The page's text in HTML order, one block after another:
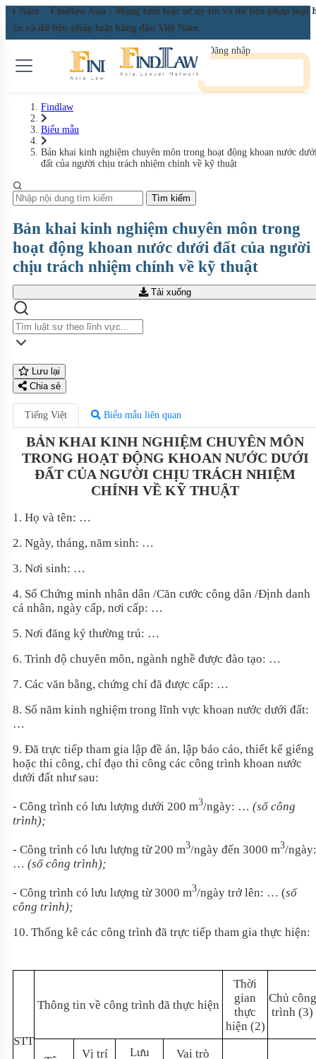
Nam
Findlaw Asia - Mạng lưới luật sư uy tín và dữ liệu pháp luật
tín và dữ liệu pháp luật hàng đầu Việt Nam
Đăng nhập
Findlaw
Biểu mẫu
Bản khai kinh nghiệm chuyên môn trong hoạt động khoan nước
đất của người chịu trách nhiệm chính về kỹ thuật
Tìm kiếm
Bản khai kinh nghiệm chuyên môn trong
hoạt động khoan nước dưới đất của người
chịu trách nhiệm chính về kỹ thuật
Tải xuống
Lưu lại
Chia sẻ
Tiếng Việt Biểu mẫu liên quan
BẢN KHAI KINH NGHIỆM CHUYÊN MÔN
TRONG HOẠT ĐỘNG KHOAN NƯỚC DƯỚI
ĐẤT CỦA NGƯỜI CHỊU TRÁCH NHIỆM
CHÍNH VỀ KỸ THUẬT
1. Họ và tên: …
2. Ngày, tháng, năm sinh: …
3. Nơi sinh: …
4. Số Chứng minh nhân dân /Căn cước công dân /Định danh
cá nhân, ngày cấp, nơi cấp: …
5. Nơi đăng ký thường trú: …
6. Trình độ chuyên môn, ngành nghề được đào tạo: …
7. Các văn bằng, chứng chỉ đã được cấp: …
8. Số năm kinh nghiệm trong lĩnh vực khoan nước dưới đất:
…
9. Đã trực tiếp tham gia lập đề án, lập báo cáo, thiết kế giếng
hoặc thi công, chỉ đạo thi công các công trình khoan nước
dưới đất như sau:
- Công trình có lưu lượng dưới 200 m3/ngày: … (số công
trình);
- Công trình có lưu lượng từ 200 m3/ngày đến 3000 m3/ngày:
… (số công trình);
- Công trình có lưu lượng từ 3000 m3/ngày trở lên: … (số
công trình);
10. Thống kê các công trình đã trực tiếp tham gia thực hiện:
STT
Thông tin về công trình đã thực hiện
Thời
gian
thực
hiện (2)
Chủ công
trình (3)
Vị trí
Lưu
Vai trò